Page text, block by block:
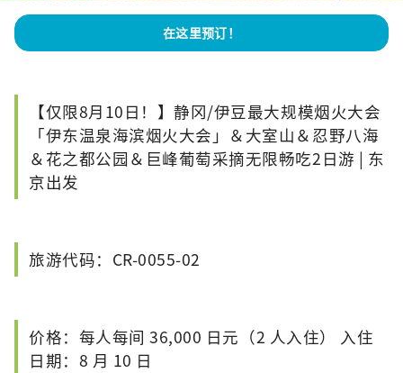
在这里预订！
【仅限8月10日！】静冈/伊豆最大规模烟火大会
「伊东温泉海滨烟火大会」＆大室山＆忍野八海
＆花之都公园＆巨峰葡萄采摘无限畅吃2日游 | 东
京出发
旅游代码：CR-0055-02
价格：每人每间 36,000 日元（2 人入住） 入住
日期：8 月 10 日